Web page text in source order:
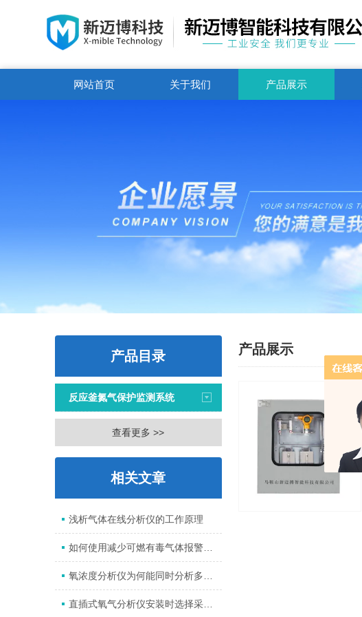
网站首页 关于我们 产品展示
产品目录
反应釜氮气保护监测系统
查看更多 >>
相关文章
浅析气体在线分析仪的工作原理
如何使用减少可燃有毒气体报警仪发生故障？
直插式氧气分析仪安装时选择采样点的原则是什么？
产品展示